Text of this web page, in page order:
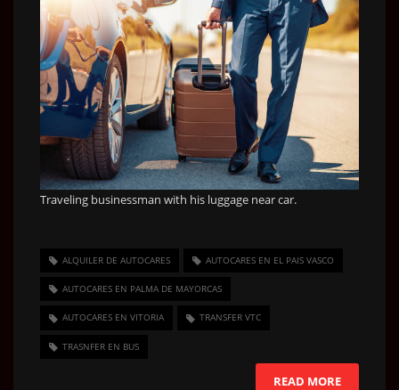
Traveling businessman with his luggage near car.
ALQUILER DE AUTOCARES AUTOCARES EN EL PAIS VASCO
AUTOCARES EN PALMA DE MAYORCAS
AUTOCARES EN VITORIA TRANSFER VTC
TRASNFER EN BUS
READ MORE